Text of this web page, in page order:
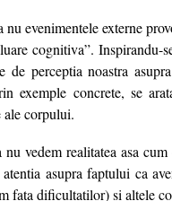
evenimentele externe
cognitiva”.
de perceptia noastra
exemple concrete, se
corpului.
vedem realitatea asa
asupra faptului ca
fata dificultatilor) si altele